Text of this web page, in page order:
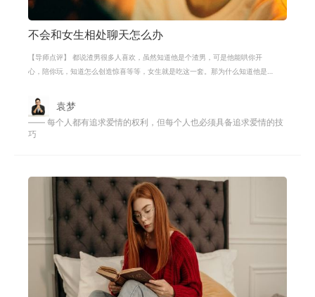
不会和女生相处聊天怎么办
【导师点评】 都说渣男很多人喜欢，虽然知道他是个渣男，可是他能哄你开
心，陪你玩，知道怎么创造惊喜等等，女生就是吃这一套。那为什么知道他是
袁梦
—— 每个人都有追求爱情的权利，但每个人也必须具备追求爱情的技
巧